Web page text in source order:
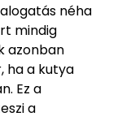
néha
mindig
azonban
ha a kutya
Ez a
a